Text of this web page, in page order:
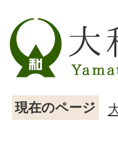
現在のページ